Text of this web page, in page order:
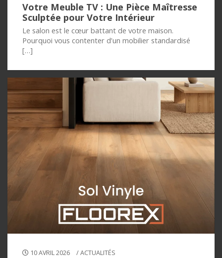
Votre Meuble TV : Une Pièce Maîtresse
Sculptée pour Votre Intérieur
Le salon est le cœur battant de votre maison.
Pourquoi vous contenter d’un mobilier standardisé
[…]
10 AVRIL 2026 /ACTUALITÉS